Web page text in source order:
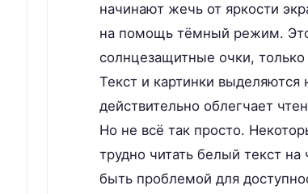
начинают жечь от яркости
на помощь тёмный режим.
солнцезащитные очки,
Текст и картинки
действительно облегчает
Но не всё так просто.
трудно читать белый текст
быть проблемой для